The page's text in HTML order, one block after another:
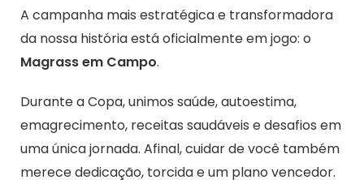
A campanha mais estratégica e transformadora
da nossa história está oficialmente em jogo: o
Magrass em Campo.
Durante a Copa, unimos saúde, autoestima,
emagrecimento, receitas saudáveis e desafios em
uma única jornada. Afinal, cuidar de você também
merece dedicação, torcida e um plano vencedor.